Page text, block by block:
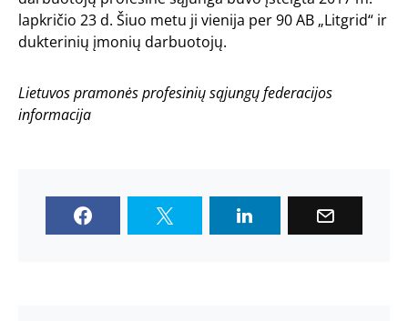
lapkričio 23 d. Šiuo metu ji vienija per 90 AB „Litgrid“ ir
dukterinių įmonių darbuotojų.
Lietuvos pramonės profesinių sąjungų federacijos
informacija